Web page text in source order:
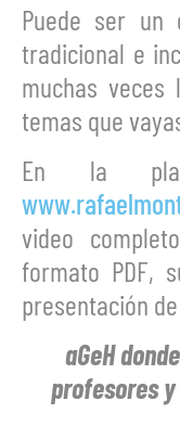
Puede ser un
tradicional e
muchas
temas que
En la
video
formato PDF,
presentación
aGeH
profesores